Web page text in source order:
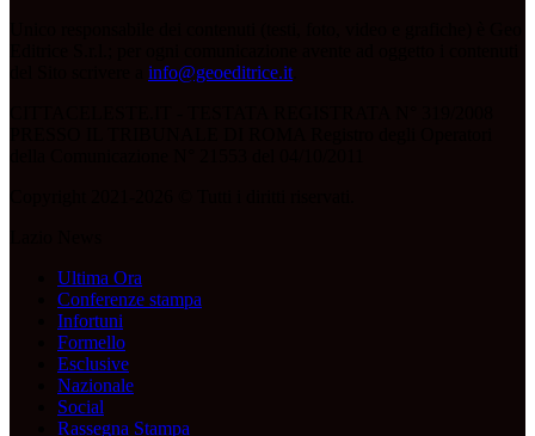
info@geoeditrice.it
Ultima Ora
Conferenze stampa
Infortuni
Formello
Esclusive
Nazionale
Social
Rassegna Stampa